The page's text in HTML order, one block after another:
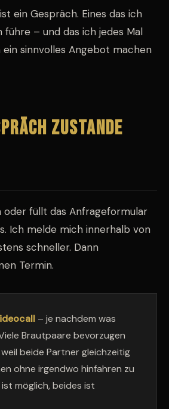
ein Gespräch. Eines das ich
führe – und das ich jedes Mal
sinnvolles Angebot machen
zustande
füllt das Anfrageformular
Ich melde mich innerhalb von
schneller. Dann
Termin.
– je nachdem was
Brautpaare bevorzugen
beide Partner gleichzeitig
ohne irgendwo hinfahren zu
möglich, beides ist